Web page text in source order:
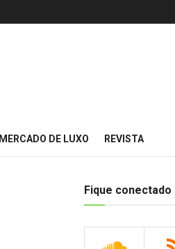
MERCADO DE LUXO REVISTA
Fique conectado